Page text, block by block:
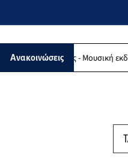
Ανακοινώσεις
- Μουσική εκδήλωση